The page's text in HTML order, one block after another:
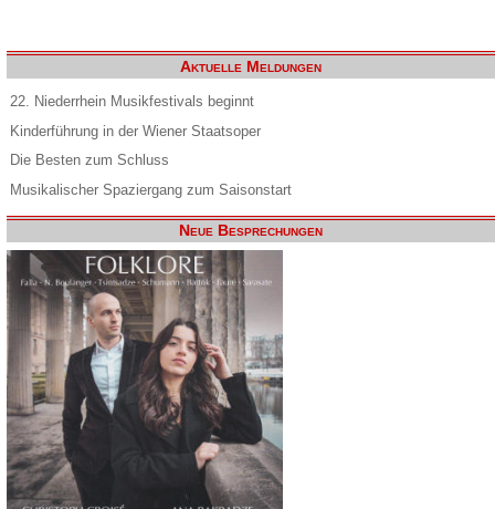
Aktuelle Meldungen
22. Niederrhein Musikfestivals beginnt
Kinderführung in der Wiener Staatsoper
Die Besten zum Schluss
Musikalischer Spaziergang zum Saisonstart
Neue Besprechungen